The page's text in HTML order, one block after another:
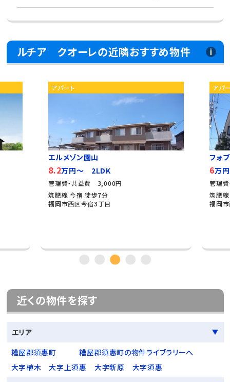
ルチア クオーレの近隣おすすめ物件
アパート
エルメゾン園山
8.2万円～ 2LDK
管理費・共益費 3,000円
筑肥線 今宿 徒歩7分
福岡市西区今宿3丁目
アパ
フォ
6万
管理
筑肥
福岡
近くの物件を探す
エリア
糟屋郡須惠町
糟屋郡須惠町の物件ライブラリーへ
大字植木
大字上須惠 大字新原
大字須惠